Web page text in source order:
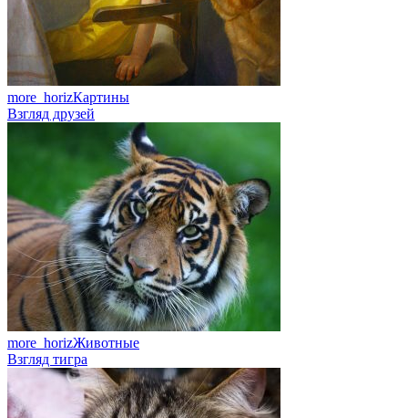
more_horizКартины
Взгляд друзей
more_horizЖивотные
Взгляд тигра